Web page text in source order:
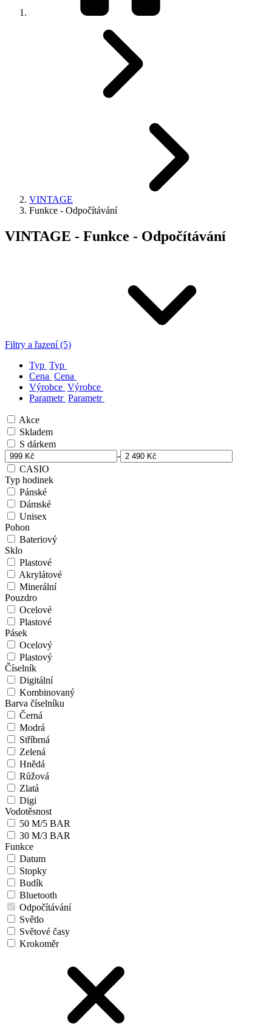
VINTAGE
Funkce - Odpočítávání
VINTAGE - Funkce - Odpočítávání
Filtry a řazení (5)
Typ Typ
Cena Cena
Výrobce Výrobce
Parametr Parametr
Akce
Skladem
S dárkem
-
CASIO
Typ hodinek
Pánské
Dámské
Unisex
Pohon
Bateriový
Sklo
Plastové
Akrylátové
Minerální
Pouzdro
Ocelové
Plastové
Pásek
Ocelový
Plastový
Číselník
Digitální
Kombinovaný
Barva číselníku
Černá
Modrá
Stříbrná
Zelená
Hnědá
Růžová
Zlatá
Digi
Vodotěsnost
50 M/5 BAR
30 M/3 BAR
Funkce
Datum
Stopky
Budík
Bluetooth
Odpočítávání
Světlo
Světové časy
Krokoměr